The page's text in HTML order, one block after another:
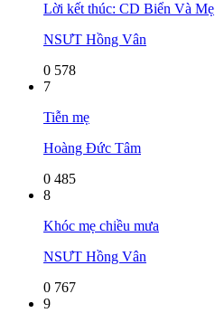
Lời kết thúc: CD Biển Và Mẹ
NSƯT Hồng Vân
0 578
7
Tiễn mẹ
Hoàng Đức Tâm
0 485
8
Khóc mẹ chiều mưa
NSƯT Hồng Vân
0 767
9